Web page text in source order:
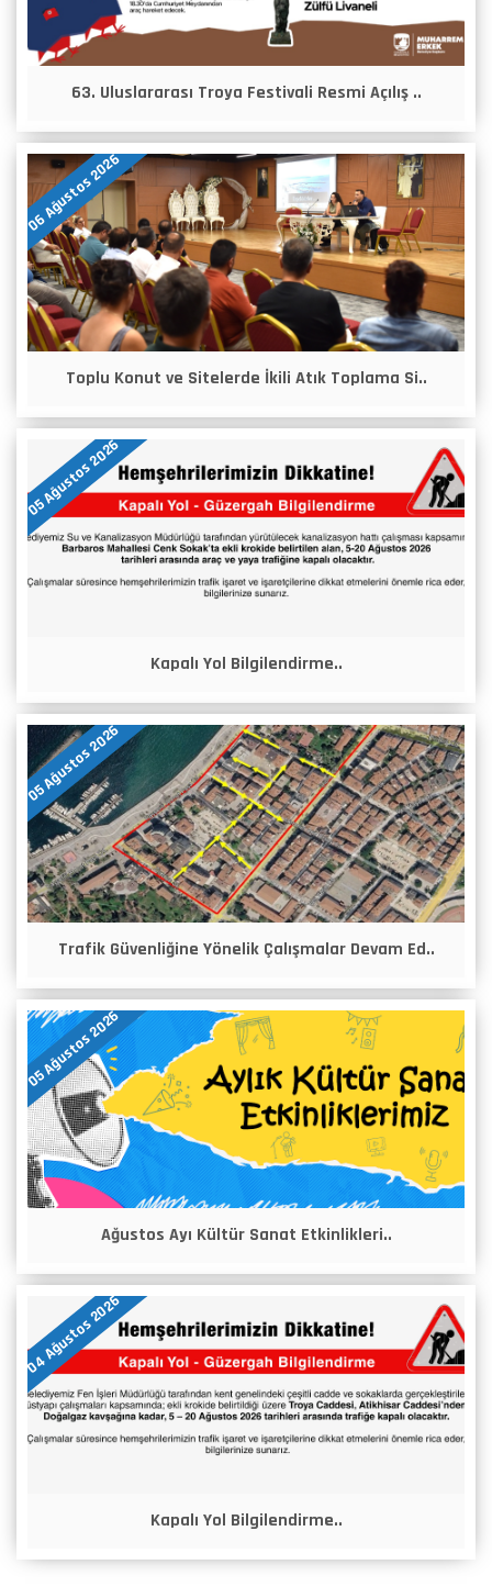
63. Uluslararası Troya Festivali Resmi Açılış ..
06 Ağustos 2026
Toplu Konut ve Sitelerde İkili Atık Toplama Si..
05 Ağustos 2026
Kapalı Yol Bilgilendirme..
05 Ağustos 2026
Trafik Güvenliğine Yönelik Çalışmalar Devam Ed..
05 Ağustos 2026
Ağustos Ayı Kültür Sanat Etkinlikleri..
04 Ağustos 2026
Kapalı Yol Bilgilendirme..